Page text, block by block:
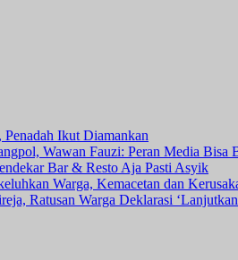
Ikut Diamankan
Wawan Fauzi: Peran Media Bisa
Bar & Resto Aja Pasti Asyik
Warga, Kemacetan dan
Ratusan Warga Deklarasi